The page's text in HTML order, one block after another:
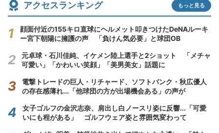
アクセスランキング もっと見る
顔面付近の155キロ直球にヘルメット叩きつけたDeNAルーキ
ー宮下朝陽に擁護の声 「負けん気必要」と球団OB
元卓球・石川佳純、イケメン陸上選手と2ショット 「メチャ
可愛い」「かわいい笑顔」「美男美女」話題に
電撃トレードの巨人・リチャード、ソフトバンク・秋広優人
の存在感薄れ...「他球団の方が出場機会ある」の声が
女子ゴルフの金沢志奈、肩出し白ノースリ姿に反響...「可愛
いにも程がある」 ゴルフウェア姿と雰囲気変わって